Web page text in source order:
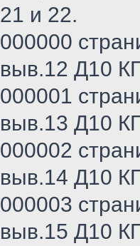
21 и 22.
000000
выв.12 Д10
000001
выв.13 Д10
000002
выв.14 Д10
000003
выв.15 Д10